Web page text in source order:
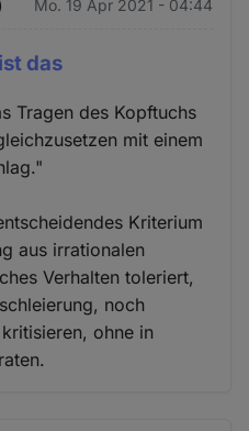
Mo. 19 Apr 2021 - 04:44
das
Tragen des Kopftuchs
mit einem
Kriterium
aus irrationalen
Verhalten toleriert,
noch
ohne in